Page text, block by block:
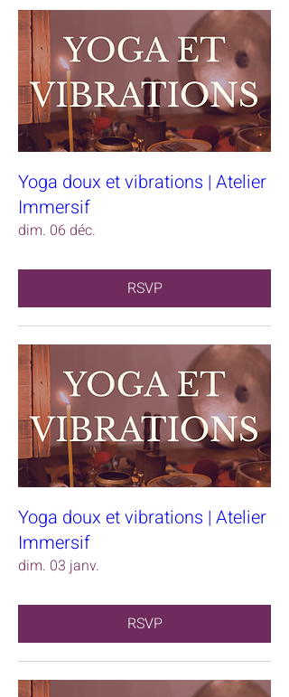
Yoga doux et vibrations | Atelier
Immersif
dim. 06 déc.
RSVP
Yoga doux et vibrations | Atelier
Immersif
dim. 03 janv.
RSVP